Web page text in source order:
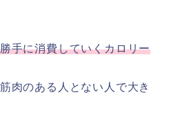
手に消費していくカロリー
肉のある人とない人で大き